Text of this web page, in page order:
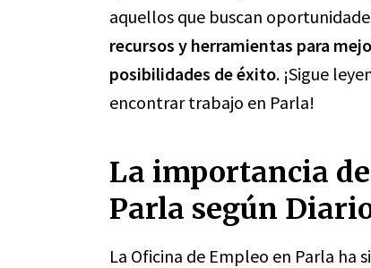
aquellos que buscan
recursos y herramientas para
posibilidades de éxito. ¡Sigue
encontrar trabajo en Parla!
La importancia
Parla según
La Oficina de Empleo en Parla ha